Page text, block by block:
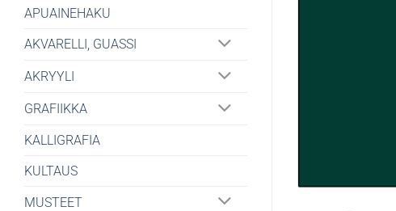
APUAINEHAKU
AKVARELLI, GUASSI
AKRYYLI
GRAFIIKKA
KALLIGRAFIA
KULTAUS
MUSTEET